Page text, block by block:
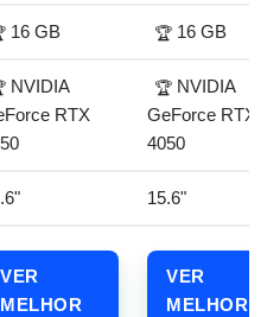
16 GB 🏆 16 GB
NVIDIA
RTX
🏆 NVIDIA
GeForce RTX
4050
15.6"
VER
MELHOR
VER
MELHOR